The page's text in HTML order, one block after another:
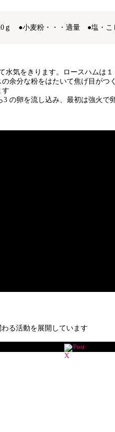
●小麦粉・・・適量 ●塩・
気をきります。ロースハムは
余分な粉をはたいて焦げ目がつ
す
の卵を流し込み、最初は強火
る活動を展開しています
Post